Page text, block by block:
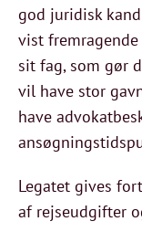
god juridisk
vist
sit fag, som gør
vil have stor
have
Legatet gives
af rejseudgifter